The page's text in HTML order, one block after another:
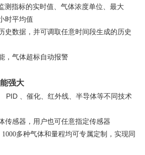
测指标的实时值、气体浓度单位、最大
时平均值
史数据，并可调取任意时间段生成的历史
，气体超标自动报警
强大
PID 、催化、红外线、半导体等不同技术
传感器，用户也可任意指定传感器
多种气体和量程均可专属定制，实现同